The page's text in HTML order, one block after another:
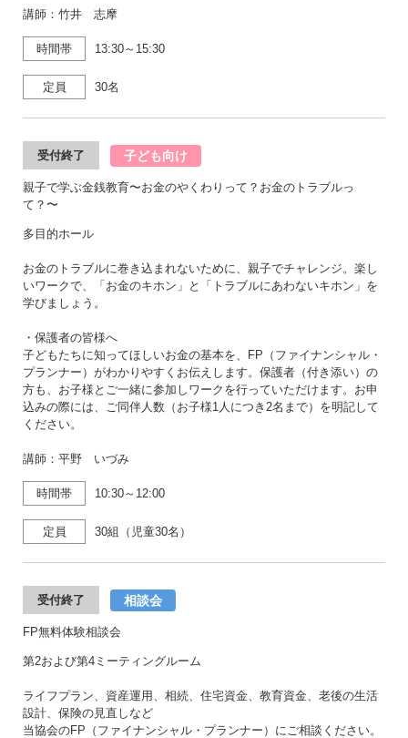
講師：竹井 志摩
時間帯 13:30～15:30
定員 30名
受付終了 子ども向け
親子で学ぶ金銭教育〜お金のやくわりって？お金のトラブルっ
て？〜
多目的ホール
お金のトラブルに巻き込まれないために、親子でチャレンジ。楽し
いワークで、「お金のキホン」と「トラブルにあわないキホン」を
学びましょう。
・保護者の皆様へ
子どもたちに知ってほしいお金の基本を、FP（ファイナンシャル・
プランナー）がわかりやすくお伝えします。保護者（付き添い）の
方も、お子様とご一緒に参加しワークを行っていただけます。お申
込みの際には、ご同伴人数（お子様1人につき2名まで）を明記して
ください。
講師：平野 いづみ
時間帯 10:30～12:00
定員 30組（児童30名）
受付終了 相談会
FP無料体験相談会
第2および第4ミーティングルーム
ライフプラン、資産運用、相続、住宅資金、教育資金、老後の生活
設計、保険の見直しなど
当協会のFP（ファイナンシャル・プランナー）にご相談ください。